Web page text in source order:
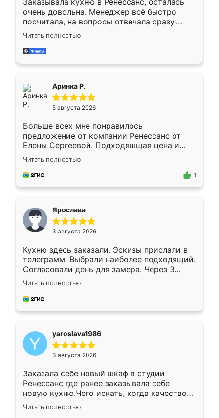
Заказывала кухню в Ренессанс, осталась
очень довольна. Менеджер всё быстро
посчитала, на вопросы отвечала сразу.
Замерщик приехал в субботу, подошёл к
делу со всей ответственностью. Собрали
за день, ребята работали аккуратно, даже
Читать полностью
Аринка Р.
5 августа 2026
Больше всех мне понравилось
предложение от компании Ренессанс от
Елены Сергеевой. Подходяшщая цена и
короткие сроки изготовления. Приехавший
для замера сотрудник Владислав
предложил по моему эскизу самый
Читать полностью
1
Ярослава
3 августа 2026
Кухню здесь заказали. Эскизы прислали в
телеграмм. Выбрали наиболее подходящий.
Согласовали день для замера. Через 3
недели кухня была уже готова. Остались
довольны работой. Спасибо Ренессанс
мебель за качественную работу!
Читать полностью
yaroslava1986
3 августа 2026
Заказала себе новый шкаф в студии
Ренессанс где ранее заказывала себе
новую кухню.Чего искать, когда качеством
вполне довольна. Служит кухня уже почти
два года, нареканий нет.
Читать полностью